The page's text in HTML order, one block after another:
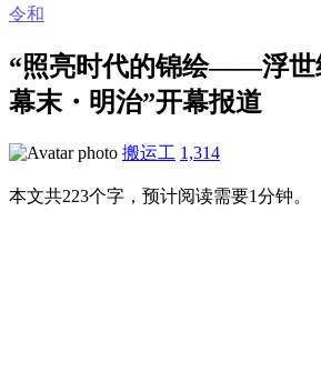
令和
“照亮时代的锦绘——浮世
幕末・明治”开幕报道
搬运工 1,314
本文共223个字，预计阅读需要1分钟。